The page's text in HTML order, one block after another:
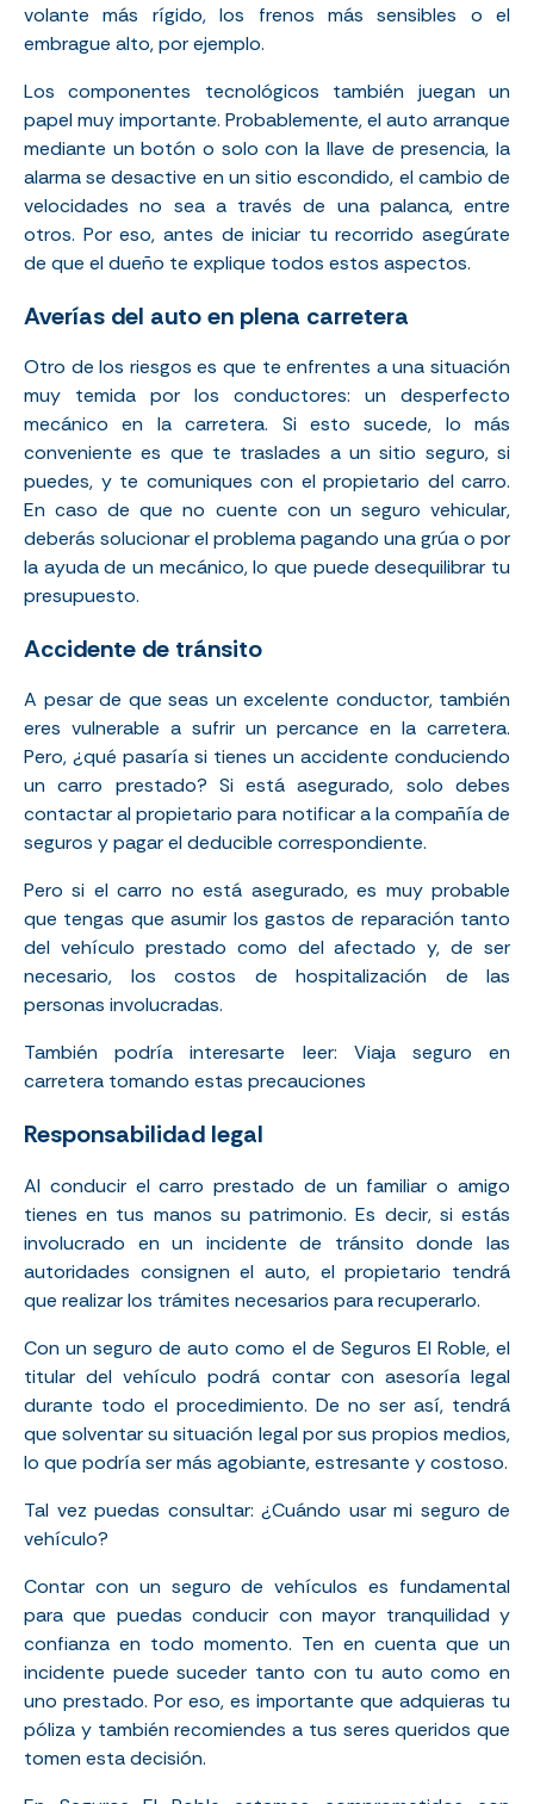
volante más rígido, los frenos más sensibles o el
embrague alto, por ejemplo.
Los componentes tecnológicos también juegan un
papel muy importante. Probablemente, el auto arranque
mediante un botón o solo con la llave de presencia, la
alarma se desactive en un sitio escondido, el cambio de
velocidades no sea a través de una palanca, entre
otros. Por eso, antes de iniciar tu recorrido asegúrate
de que el dueño te explique todos estos aspectos.
Averías del auto en plena carretera
Otro de los riesgos es que te enfrentes a una situación
muy temida por los conductores: un desperfecto
mecánico en la carretera. Si esto sucede, lo más
conveniente es que te traslades a un sitio seguro, si
puedes, y te comuniques con el propietario del carro.
En caso de que no cuente con un seguro vehicular,
deberás solucionar el problema pagando una grúa o por
la ayuda de un mecánico, lo que puede desequilibrar tu
presupuesto.
Accidente de tránsito
A pesar de que seas un excelente conductor, también
eres vulnerable a sufrir un percance en la carretera.
Pero, ¿qué pasaría si tienes un accidente conduciendo
un carro prestado? Si está asegurado, solo debes
contactar al propietario para notificar a la compañía de
seguros y pagar el deducible correspondiente.
Pero si el carro no está asegurado, es muy probable
que tengas que asumir los gastos de reparación tanto
del vehículo prestado como del afectado y, de ser
necesario, los costos de hospitalización de las
personas involucradas.
También podría interesarte leer: Viaja seguro en
carretera tomando estas precauciones
Responsabilidad legal
Al conducir el carro prestado de un familiar o amigo
tienes en tus manos su patrimonio. Es decir, si estás
involucrado en un incidente de tránsito donde las
autoridades consignen el auto, el propietario tendrá
que realizar los trámites necesarios para recuperarlo.
Con un seguro de auto como el de Seguros El Roble, el
titular del vehículo podrá contar con asesoría legal
durante todo el procedimiento. De no ser así, tendrá
que solventar su situación legal por sus propios medios,
lo que podría ser más agobiante, estresante y costoso.
Tal vez puedas consultar: ¿Cuándo usar mi seguro de
vehículo?
Contar con un seguro de vehículos es fundamental
para que puedas conducir con mayor tranquilidad y
confianza en todo momento. Ten en cuenta que un
incidente puede suceder tanto con tu auto como en
uno prestado. Por eso, es importante que adquieras tu
póliza y también recomiendes a tus seres queridos que
tomen esta decisión.